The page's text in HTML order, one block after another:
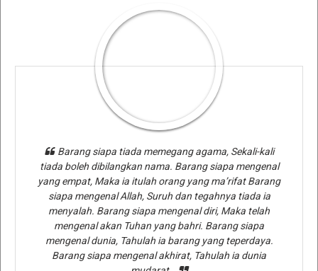
Barang siapa tiada memegang agama, Sekali-kali
tiada boleh dibilangkan nama. Barang siapa mengenal
yang empat, Maka ia itulah orang yang ma’rifat Barang
siapa mengenal Allah, Suruh dan tegahnya tiada ia
menyalah. Barang siapa mengenal diri, Maka telah
mengenal akan Tuhan yang bahri. Barang siapa
mengenal dunia, Tahulah ia barang yang teperdaya.
Barang siapa mengenal akhirat, Tahulah ia dunia